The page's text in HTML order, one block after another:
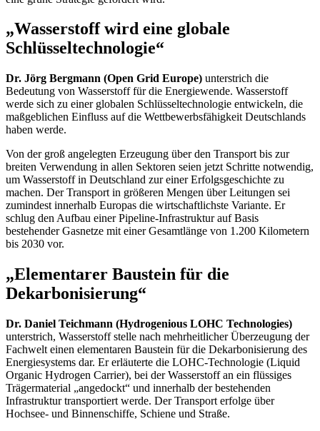
„Wasserstoff wird eine globale
Schlüsseltechnologie“
Dr. Jörg Bergmann (Open Grid Europe) unterstrich die
Bedeutung von Wasserstoff für die Energiewende. Wasserstoff
werde sich zu einer globalen Schlüsseltechnologie entwickeln, die
maßgeblichen Einfluss auf die Wettbewerbsfähigkeit Deutschlands
haben werde.
Von der groß angelegten Erzeugung über den Transport bis zur
breiten Verwendung in allen Sektoren seien jetzt Schritte notwendig,
um Wasserstoff in Deutschland zur einer Erfolgsgeschichte zu
machen. Der Transport in größeren Mengen über Leitungen sei
zumindest innerhalb Europas die wirtschaftlichste Variante. Er
schlug den Aufbau einerPipeline-Infrastruktur auf Basis
bestehender Gasnetze mit einer Gesamtlänge von 1.200 Kilometern
bis 2030 vor.
„Elementarer Baustein für die
Dekarbonisierung“
Dr. Daniel Teichmann (Hydrogenious LOHC Technologies)
unterstrich, Wasserstoff stelle nach mehrheitlicher Überzeugung der
Fachwelt einen elementaren Baustein für die Dekarbonisierung des
Energiesystems dar. Er erläuterte die LOHC-Technologie (Liquid
Organic Hydrogen Carrier), bei der Wasserstoff an ein flüssiges
Trägermaterial „angedockt“ und innerhalb der bestehenden
Infrastruktur transportiert werde. Der Transport erfolge über
Hochsee- und Binnenschiffe, Schiene und Straße.